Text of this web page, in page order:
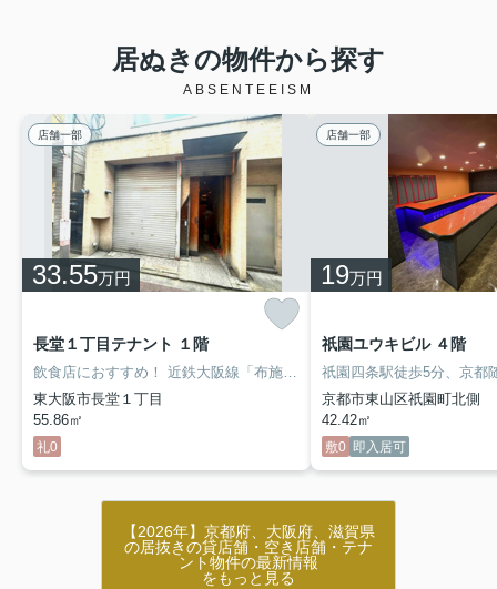
居ぬきの物件から探す
ABSENTEEISM
店舗一部
33.55万円
長堂１丁目テナント １階
飲食店におすすめ！
近鉄大阪線「布施」駅徒歩2分、駅チカのあかつき通りに面した1階路面店です！
東大阪市長堂１丁目
55.86㎡
礼0
店舗一部
19万円
祇園ユウキビル ４階
京都市東山区祇園町北側
42.42㎡
敷0 即入居可
【2026年】京都府、大阪府、滋賀県
の居抜きの貸店舗・空き店舗・テナ
ント物件の最新情報
をもっと見る